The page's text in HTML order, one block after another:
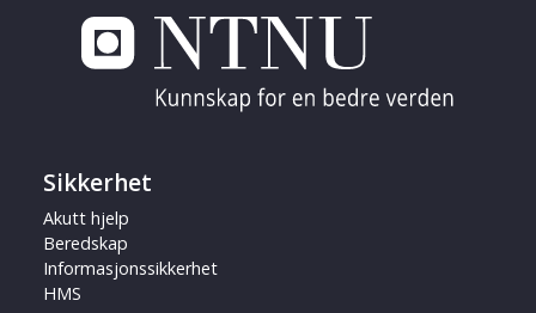
Sikkerhet
Akutt hjelp
Beredskap
Informasjonssikkerhet
HMS